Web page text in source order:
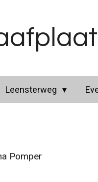
Leensterweg
Pomper